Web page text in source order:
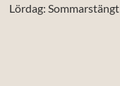
Lördag: Sommarstängt